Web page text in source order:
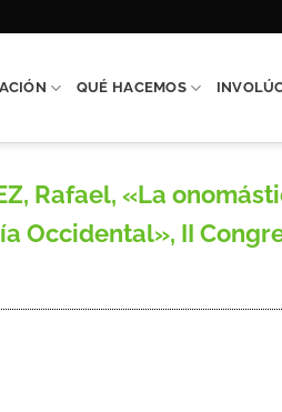
QUÉ HACEMOS
Rafael, «La
Occidental», II